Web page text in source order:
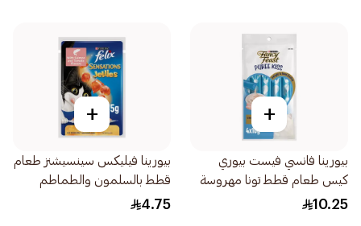
+
بيورينا فانسي فيست بيوري
كيس طعام قطط تونا مهروسة
مع شرائح الدجاج 40جرام
10.25
+
بيورينا فيليكس سينسيشنز طعام
قطط بالسلمون والطماطم
85جرام
4.75